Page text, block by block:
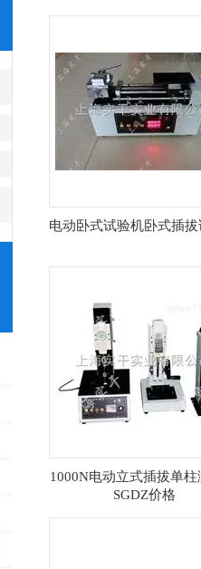
电动卧式试验机卧式插
1000N电动立式插拔单柱
SGDZ价格